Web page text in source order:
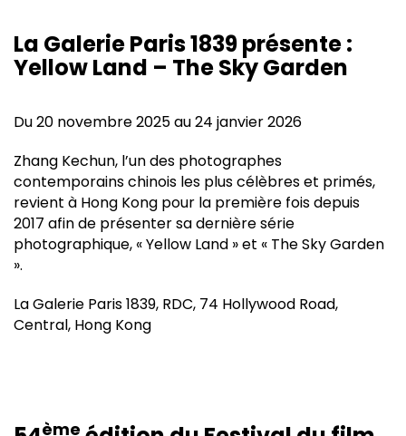
La Galerie Paris 1839 présente :
Yellow Land – The Sky Garden
Du 20 novembre 2025 au 24 janvier 2026
Zhang Kechun, l’un des photographes
contemporains chinois les plus célèbres et primés,
revient à Hong Kong pour la première fois depuis
2017 afin de présenter sa dernière série
photographique, « Yellow Land » et « The Sky Garden
».
La Galerie Paris 1839, RDC, 74 Hollywood Road,
Central, Hong Kong
ème